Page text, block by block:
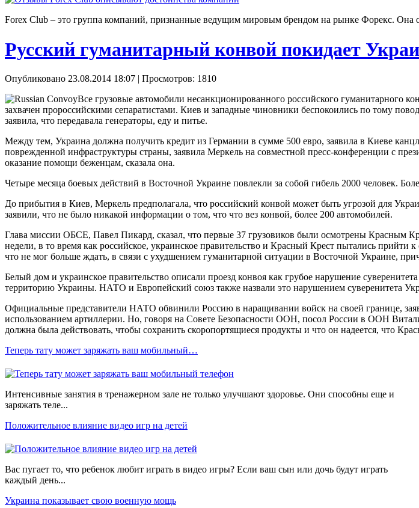
Forex Сlub – это группа компаний, признанные ведущим мировым брендом на рынке Форекс. Она
Русский гуманитарный конвой покидает
Опубликовано 23.08.2014 18:07 | Просмотров: 1810
Все грузовые автомобили несанкционированного российского гуманитарного
захвачен пророссийскими сепаратистами. Киев и западные чиновники беспокоились по тому
заявила, что передавала генераторы, еду и питье.
Между тем, Украина должна получить кредит из Германии в сумме 500 евро, заявила в Киеве
поврежденной инфраструктуры страны, заявила Меркель на совместной пресс-конференции с
оказание помощи беженцам, сказала она.
Четыре месяца боевых действий в Восточной Украине повлекли за собой гибель 2000 человек.
До прибытия в Киев, Меркель предполагала, что российский конвой может быть угрозой для
заявили, что не было никакой информации о том, что что вез конвой, более 200 автомобилей.
Глава миссии ОБСЕ, Павел Пикард, сказал, что первые 37 грузовиков были осмотрены Красным
недели, в то время как российское, украинское правительство и Красный Крест пытались
что не мог больше ждать, в связи с ухудшением гуманитарной ситуации в Восточной Украине,
Белый дом и украинское правительство описали проезд конвоя как грубое нарушение
территорию Украины. НАТО и Европейский союз также назвали это нарушением суверенитета
Официальные представители НАТО обвинили Россию в наращивании войск на своей границе,
использованием артиллерии. Но, говоря на Совете Безопасности ООН, посол России в ООН
должна была действовать, чтобы сохранить скоропортящиеся продукты и что он надеется, что
Теперь тату может заряжать ваш мобильный…
Интенсивные занятия в тренажерном зале не только улучшают здоровье. Они способны еще и
заряжать теле...
Положительное влияние видео игр на детей
Вас пугает то, что ребенок любит играть в видео игры? Если ваш сын или дочь будут играть
каждый день...
Украина показывает свою военную мощь